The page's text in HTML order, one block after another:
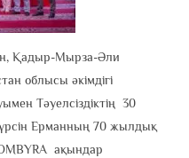
Қадыр-Мырза-Әли
облысы әкімдігі
Тәуелсіздіктің 30
Ерманның 70 жылдық
ақындар